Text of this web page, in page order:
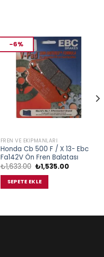
-6%
FREN VE EKIPMANLARI
Honda Cb 500 F / X 13- Ebc
Fa142V Ön Fren Balatası
₺1,633.00 Orijinal
fiyat:
₺1,633.00.
₺1,535.00Şu
SEPETE EKLE